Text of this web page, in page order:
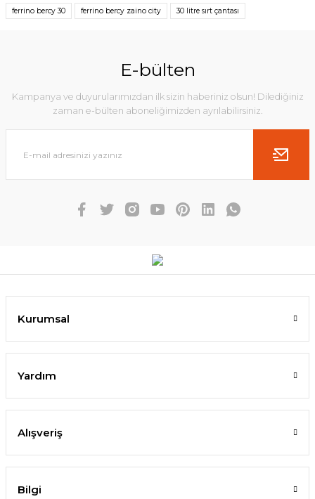
ferrino bercy 30 ferrino bercy zaino city 30 litre sırt çantası
E-bülten
Kampanya ve duyurularımızdan ilk sizin haberiniz olsun! Dilediğiniz
zaman e-bülten aboneliğimizden ayrılabilirsiniz.
Kurumsal
Yardım
Alışveriş
Bilgi